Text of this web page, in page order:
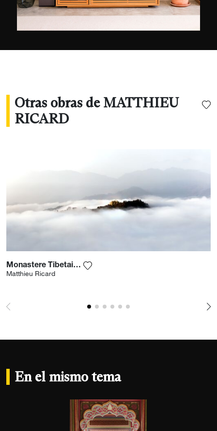
Otras obras de MATTHIEU
RICARD
Monastere Tibetain Namo Buddha
Matthieu Ricard
En el mismo tema